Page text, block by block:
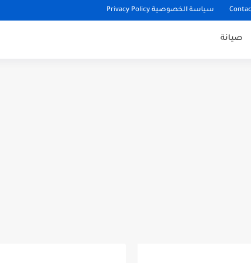
سياسة الخصوصية Privacy Policy
صيانة